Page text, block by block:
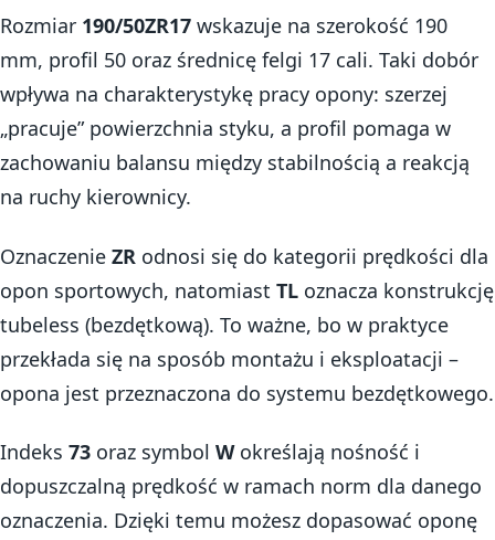
Rozmiar 190/50ZR17 wskazuje na szerokość 190
mm, profil 50 oraz średnicę felgi 17 cali. Taki dobór
wpływa na charakterystykę pracy opony: szerzej
„pracuje” powierzchnia styku, a profil pomaga w
zachowaniu balansu między stabilnością a reakcją
na ruchy kierownicy.
Oznaczenie ZR odnosi się do kategorii prędkości dla
opon sportowych, natomiast TL oznacza konstrukcję
tubeless (bezdętkową). To ważne, bo w praktyce
przekłada się na sposób montażu i eksploatacji –
opona jest przeznaczona do systemu bezdętkowego.
Indeks 73 oraz symbol Wokreślają nośność i
dopuszczalną prędkość w ramach norm dla danego
oznaczenia. Dzięki temu możesz dopasować oponę